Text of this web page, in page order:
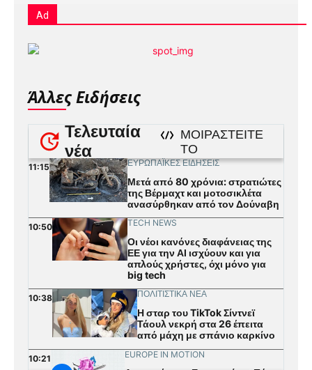
Ad
Άλλες Ειδήσεις